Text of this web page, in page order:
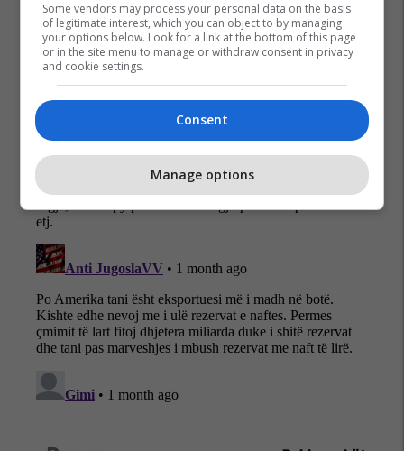
Some vendors may process your personal data on the basis
of legitimate interest, which you can object to by managing
your options below. Look for a link at the bottom of this page
or in the site menu to manage or withdraw consent in privacy
and cookie settings.
Consent
Manage options